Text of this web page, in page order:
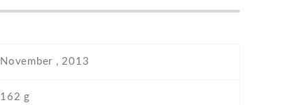
November , 2013
162 g